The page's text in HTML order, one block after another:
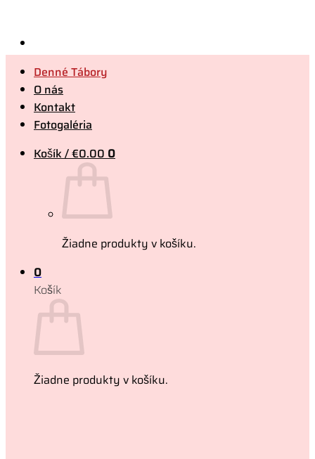
content
Denné Tábory
O nás
Kontakt
Fotogaléria
Košík /€0.000
Žiadne produkty v košíku.
0
Košík
Žiadne produkty v košíku.